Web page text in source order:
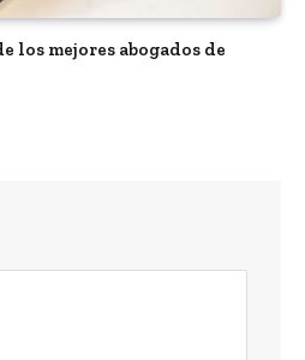
los mejores abogados de